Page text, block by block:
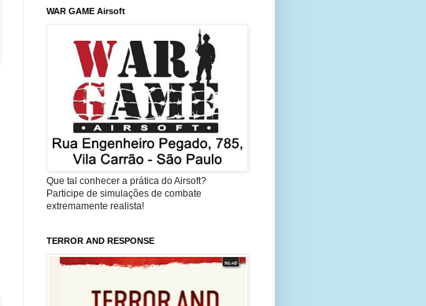
WAR GAME Airsoft
Que tal conhecer a prática do Airsoft?
Participe de simulações de combate
extremamente realista!
TERROR AND RESPONSE